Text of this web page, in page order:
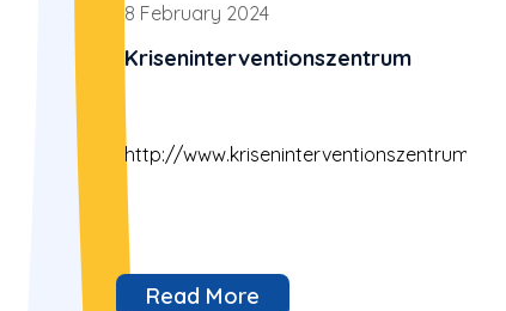
8 February 2024
Kriseninterventionszentrum
http://www.kriseninterventionszentrum.at/
Read More